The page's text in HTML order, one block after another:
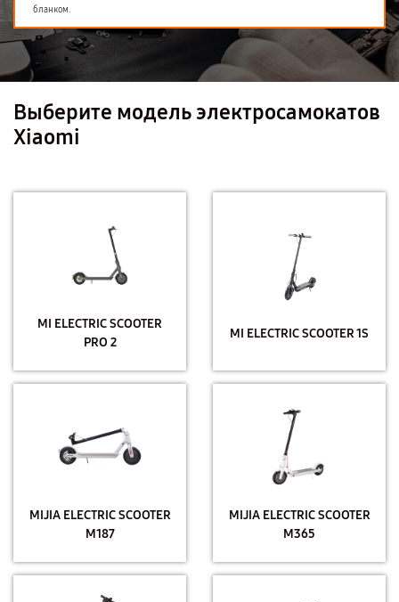
бланком.
Выберите модель электросамокатов
Xiaomi
MI ELECTRIC SCOOTER
PRO 2
MI ELECTRIC SCOOTER 1S
MIJIA ELECTRIC SCOOTER
M187
MIJIA ELECTRIC SCOOTER
M365